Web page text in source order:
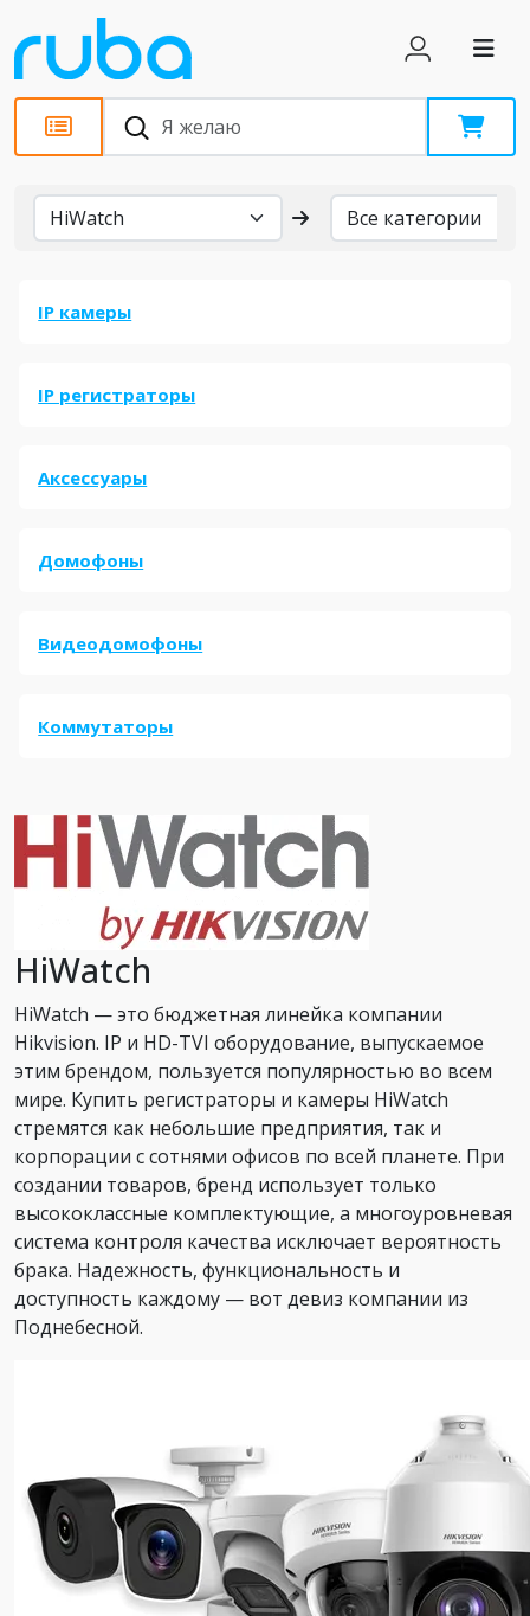
Бренды
IP камеры
IP регистраторы
Аксессуары
Домофоны
Видеодомофоны
Коммутаторы
HiWatch
HiWatch — это бюджетная линейка компании
Hikvision. IP и HD-TVI оборудование, выпускаемое
этим брендом, пользуется популярностью во всем
мире. Купить регистраторы и камеры HiWatch
стремятся как небольшие предприятия, так и
корпорации с сотнями офисов по всей планете. При
создании товаров, бренд использует только
высококлассные комплектующие, а многоуровневая
система контроля качества исключает вероятность
брака. Надежность, функциональность и
доступность каждому — вот девиз компании из
Поднебесной.